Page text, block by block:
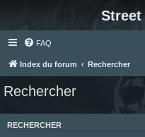
Street
FAQ
Index du forum Rechercher
Rechercher
RECHERCHER